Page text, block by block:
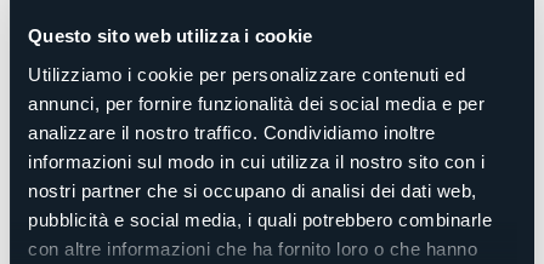
Questo sito web utilizza i cookie
Utilizziamo i cookie per personalizzare contenuti ed
annunci, per fornire funzionalità dei social media e per
analizzare il nostro traffico. Condividiamo inoltre
informazioni sul modo in cui utilizza il nostro sito con i
nostri partner che si occupano di analisi dei dati web,
pubblicità e social media, i quali potrebbero combinarle
con altre informazioni che ha fornito loro o che hanno
No
Piscina
No
Animali ammessi
Sì
Camere
5